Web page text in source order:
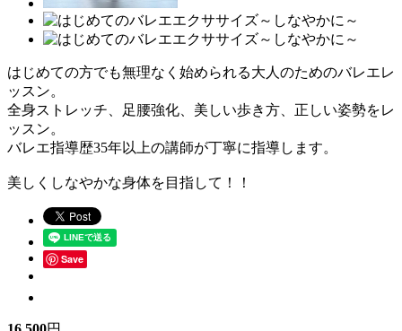
はじめての方でも無理なく始められる大人のためのバレエレ
ッスン。
全身ストレッチ、足腰強化、美しい歩き方、正しい姿勢をレ
ッスン。
バレエ指導歴35年以上の講師が丁寧に指導します。
美しくしなやかな身体を目指して！！
Save